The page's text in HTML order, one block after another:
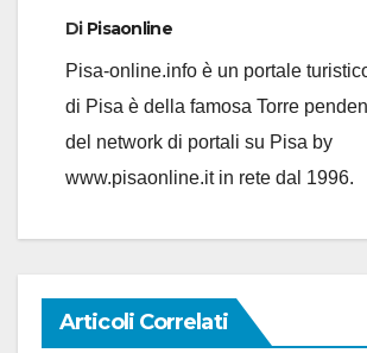
Di Pisaonline
Pisa-online.info è un portale
di Pisa è della famosa Torre
del network di portali su Pisa by
www.pisaonline.it in rete dal 1996.
Articoli Correlati